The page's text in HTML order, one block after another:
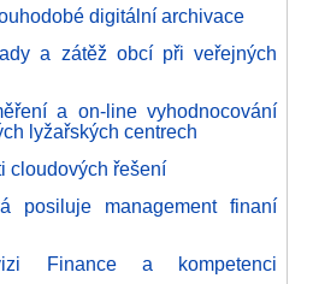
digitální archivace
a zátěž obcí při veřejných
a on-line vyhodnocování
lyžařských centrech
cloudových řešení
posiluje management finaní
Finance a kompetenci